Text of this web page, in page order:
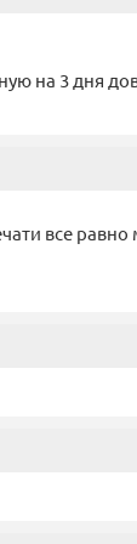
на 3 дня
все равно